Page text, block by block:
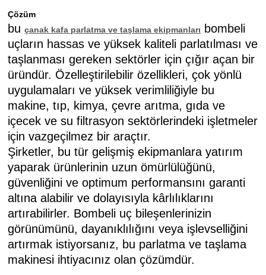
Çözüm
buçanak kafa parlatma ve taşlama ekipmanları
bombeli
uçların hassas ve yüksek kaliteli parlatılması ve
taşlanması gereken sektörler için çığır açan bir
üründür. Özelleştirilebilir özellikleri, çok yönlü
uygulamaları ve yüksek verimliliğiyle bu
makine, tıp, kimya, çevre arıtma, gıda ve
içecek ve su filtrasyon sektörlerindeki işletmeler
için vazgeçilmez bir araçtır.
Şirketler, bu tür gelişmiş ekipmanlara yatırım
yaparak ürünlerinin uzun ömürlülüğünü,
güvenliğini ve optimum performansını garanti
altına alabilir ve dolayısıyla kârlılıklarını
artırabilirler. Bombeli uç bileşenlerinizin
görünümünü, dayanıklılığını veya işlevselliğini
artırmak istiyorsanız, bu parlatma ve taşlama
makinesi ihtiyacınız olan çözümdür.